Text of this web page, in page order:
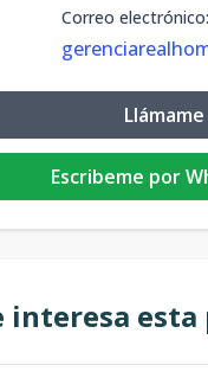
Correo electrónico:
Llámame
Escribeme por
interesa